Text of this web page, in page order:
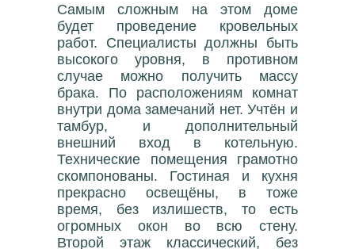
Самым сложным на этом доме
будет проведение кровельных
работ. Специалисты должны быть
высокого уровня, в противном
случае можно получить массу
брака. По расположениям комнат
внутри дома замечаний нет. Учтён и
тамбур, и дополнительный
внешний вход в котельную.
Технические помещения грамотно
скомпонованы. Гостиная и кухня
прекрасно освещёны, в тоже
время, без излишеств, то есть
огромных окон во всю стену.
Второй этаж классический, без